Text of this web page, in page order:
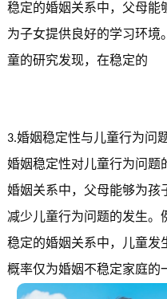
稳定的婚姻关系中，父母能
为子女提供良好的学习环境
童的研究发现，在稳定的
3.婚姻稳定性与儿童行为问
婚姻稳定性对儿童行为问题
婚姻关系中，父母能够为孩
减少儿童行为问题的发生。
稳定的婚姻关系中，儿童发
概率仅为婚姻不稳定家庭的